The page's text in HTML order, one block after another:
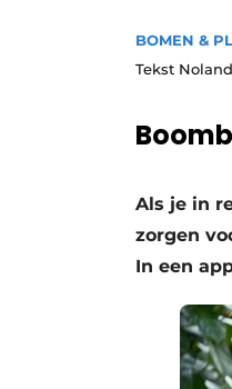
BOMEN &
Tekst
Als je in
zorgen
In een